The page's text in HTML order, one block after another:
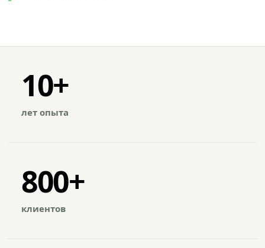
10+
лет опыта
800+
клиентов